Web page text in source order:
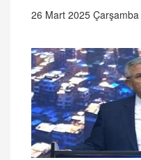
26 Mart 2025 Çarşamba